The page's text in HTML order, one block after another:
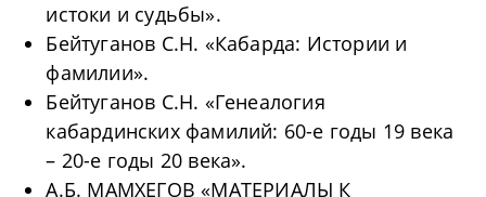
истоки и судьбы».
Бейтуганов С.Н. «Кабарда: Истории и
фамилии».
Бейтуганов С.Н. «Генеалогия
кабардинских фамилий: 60-е годы 19 века
– 20-е годы 20 века».
А.Б. МАМХЕГОВ «МАТЕРИАЛЫ К